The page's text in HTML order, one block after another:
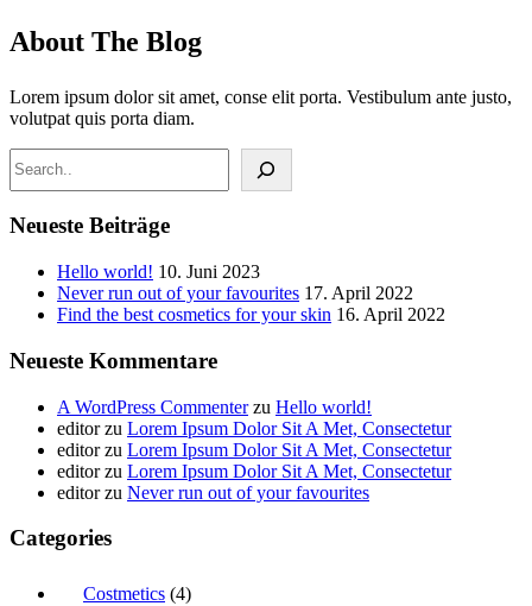
About The Blog
Lorem ipsum dolor sit amet, conse elit porta. Vestibulum ante justo,
volutpat quis porta diam.
Neueste Beiträge
Hello world! 10. Juni 2023
Never run out of your favourites 17. April 2022
Find the best cosmetics for your skin 16. April 2022
Neueste Kommentare
A WordPress Commenterzu Hello world!
editorzu Lorem Ipsum Dolor Sit A Met, Consectetur
editorzu Lorem Ipsum Dolor Sit A Met, Consectetur
editorzu Lorem Ipsum Dolor Sit A Met, Consectetur
editorzu Never run out of your favourites
Categories
Costmetics (4)